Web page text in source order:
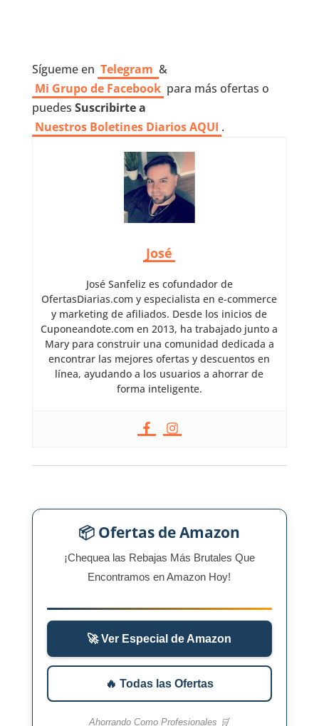
Sígueme en Telegram &
Mi Grupo de Facebook para más ofertas o
puedes Suscribirte a
Nuestros Boletines Diarios AQUI .
José
José Sanfeliz es cofundador de
OfertasDiarias.com y especialista en e-commerce
y marketing de afiliados. Desde los inicios de
Cuponeandote.com en 2013, ha trabajado junto a
Mary para construir una comunidad dedicada a
encontrar las mejores ofertas y descuentos en
línea, ayudando a los usuarios a ahorrar de
forma inteligente.
📦 Ofertas de Amazon
¡Chequea las Rebajas Más Brutales Que
Encontramos en Amazon Hoy!
🚀 Ver Especial de Amazon
🔥 Todas las Ofertas
Ahorrando Como Profesionales 🛒